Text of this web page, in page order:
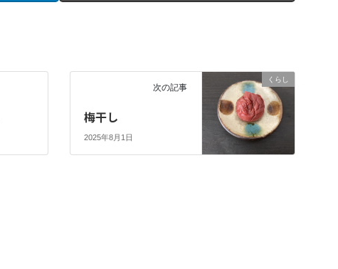
くらし
次の記事
梅干し
2025年8月1日